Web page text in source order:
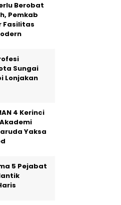
Berobat
Pemkab
Fasilitas
Sungai
Lonjakan
4 Kerinci
Yaksa
5 Pejabat